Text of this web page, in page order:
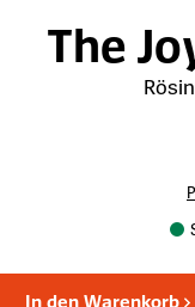
The
In den Warenkorb